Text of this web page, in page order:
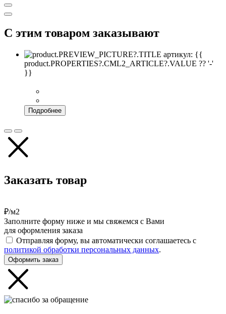
С этим товаром заказывают
артикул: {{
product.PROPERTIES?.CML2_ARTICLE?.VALUE ?? '-'
}}
Подробнее
Заказать товар
₽/м2
Заполните форму ниже и мы свяжемся с Вами
для оформления заказа
Отправляя форму, вы автоматически соглашаетесь с
политикой обработки персональных данных.
Оформить заказ